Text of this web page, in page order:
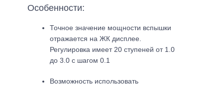
Особенности:
Точное значение мощности вспышки
отражается на ЖК дисплее.
Регулировка имеет 20 ступеней от 1.0
до 3.0 с шагом 0.1
Возможность использовать